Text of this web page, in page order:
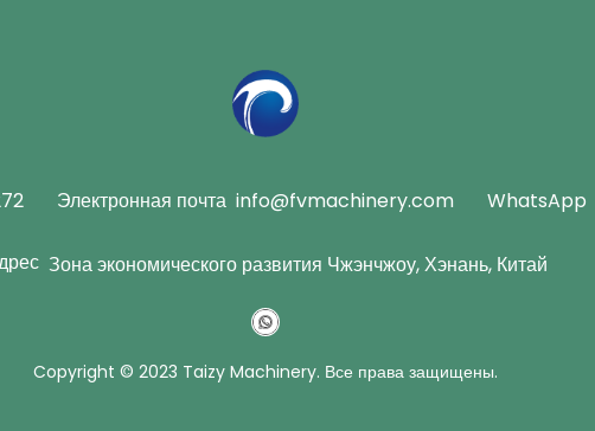
Электронная почта info@fvmachinery.com WhatsApp
Зона экономического развития Чжэнчжоу, Хэнань, Китай
Copyright © 2023 Taizy Machinery. Все права защищены.